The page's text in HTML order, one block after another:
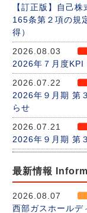
【訂正版】自己
165条第２項の規
得）
2026.08.03
2026年７月度KPI
2026.07.22
2026年９月期 第
らせ
2026.07.21
2026年９月期 第
2026年９月期 第
お知らせ
2026.07.21
最新情報
2026.08.07
西部ガスホールデ